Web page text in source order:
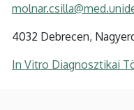
4032 Debrecen,
In Vitro Diagnosztikai